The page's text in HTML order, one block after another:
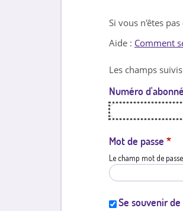
Si vous n'êtes
Aide : Comment
Les champs
Numéro
Mot de passe *
Le champ mot de
Se souvenir